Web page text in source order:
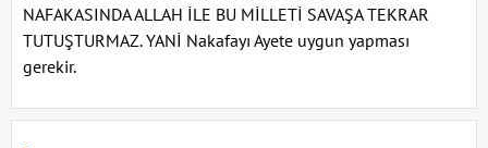
NAFAKASINDA ALLAH İLE BU MİLLETİ SAVAŞA TEKRAR
TUTUŞTURMAZ. YANİ Nakafayı Ayete uygun yapması
gerekir.